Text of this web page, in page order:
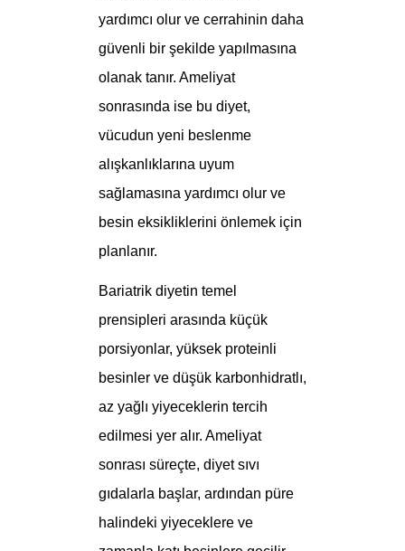
yardımcı olur ve cerrahinin daha
güvenli bir şekilde yapılmasına
olanak tanır. Ameliyat
sonrasında ise bu diyet,
vücudun yeni beslenme
alışkanlıklarına uyum
sağlamasına yardımcı olur ve
besin eksikliklerini önlemek için
planlanır.
Bariatrik diyetin temel
prensipleri arasında küçük
porsiyonlar, yüksek proteinli
besinler ve düşük karbonhidratlı,
az yağlı yiyeceklerin tercih
edilmesi yer alır. Ameliyat
sonrası süreçte, diyet sıvı
gıdalarla başlar, ardından püre
halindeki yiyeceklere ve